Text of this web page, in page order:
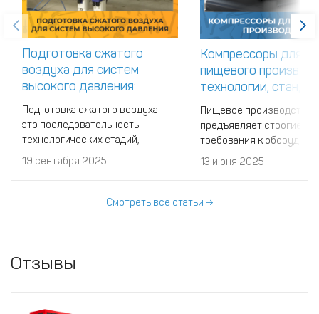
Подготовка сжатого
воздуха для систем
высокого давления:
принцип работы и состав
Подготовка сжатого воздуха -
это последовательность
технологических стадий,
которые доводят воздух до
требуемых показателей по
углеводородам перед подачей в
19 сентября 2025
Компрессоры для
пищевого
технологии,
выбор
Пищевое производство
предъявляет строгие
требования к
особенно к
процессов.
13 июня 2025
Смотреть все статьи →
Отзывы